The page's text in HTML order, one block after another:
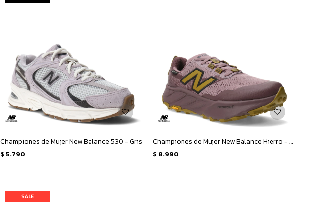
Championes de Mujer New Balance 530 - Gris
$ 5.790
Championes de Mujer New Balance Hierro - Rosado - Amarillo Mostaza
$ 8.990